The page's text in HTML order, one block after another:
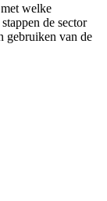
welke
de sector
gebruiken van de